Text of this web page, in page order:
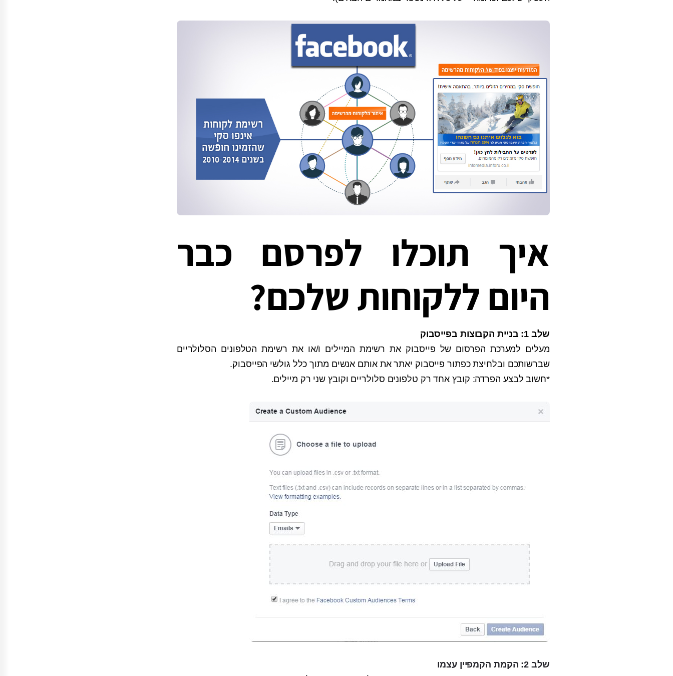
איך תוכלו לפרסם כבר
היום ללקוחות שלכם?
שלב 1: בניית הקבוצות בפייסבוק
מעלים למערכת הפרסום של פייסבוק את רשימת המיילים ו/או את רשימת הטלפונים הסלולריים
שברשותכם ובלחיצת כפתור פייסבוק יאתר את אותם אנשים מתוך כלל גולשי הפייסבוק.
*חשוב לבצע הפרדה: קובץ אחד רק טלפונים סלולריים וקובץ שני רק מיילים.
שלב 2: הקמת הקמפיין עצמו